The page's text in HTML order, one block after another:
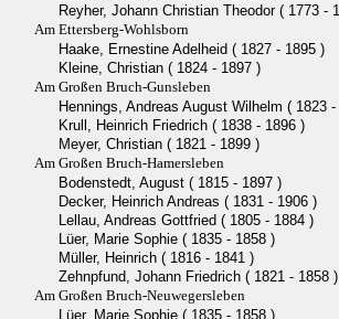
Reyher, Johann Christian Theodor ( 1773 -
Am Ettersberg-Wohlsborn
Haake, Ernestine Adelheid ( 1827 - 1895 )
Kleine, Christian ( 1824 - 1897 )
Am Großen Bruch-Gunsleben
Hennings, Andreas August Wilhelm ( 1823
Krull, Heinrich Friedrich ( 1838 - 1896 )
Meyer, Christian ( 1821 - 1899 )
Am Großen Bruch-Hamersleben
Bodenstedt, August ( 1815 - 1897 )
Decker, Heinrich Andreas ( 1831 - 1906 )
Lellau, Andreas Gottfried ( 1805 - 1884 )
Lüer, Marie Sophie ( 1835 - 1858 )
Müller, Heinrich ( 1816 - 1841 )
Zehnpfund, Johann Friedrich ( 1821 - 1858 )
Am Großen Bruch-Neuwegersleben
Lüer, Marie Sophie ( 1835 - 1858 )